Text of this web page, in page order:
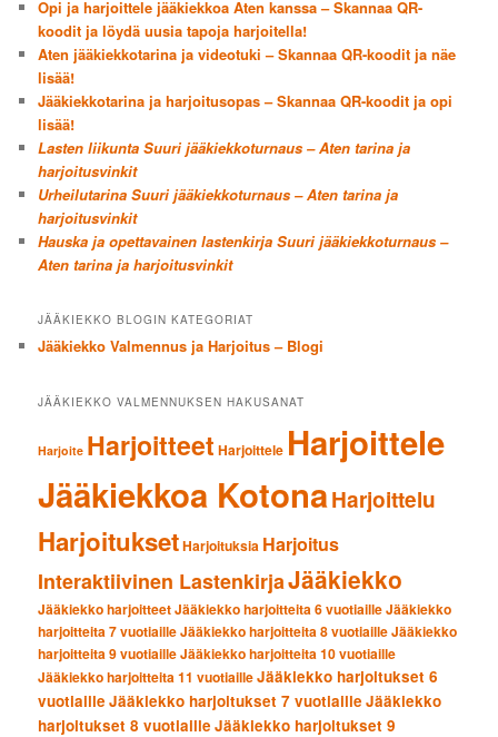
Opi ja harjoittele jääkiekkoa Aten kanssa – Skannaa QR-
koodit ja löydä uusia tapoja harjoitella!
Aten jääkiekkotarina ja videotuki – Skannaa QR-koodit ja näe
lisää!
Jääkiekkotarina ja harjoitusopas – Skannaa QR-koodit ja opi
lisää!
Lasten liikunta Suuri jääkiekkoturnaus – Aten tarina ja
harjoitusvinkit
Urheilutarina Suuri jääkiekkoturnaus – Aten tarina ja
harjoitusvinkit
Hauska ja opettavainen lastenkirja Suuri jääkiekkoturnaus –
Aten tarina ja harjoitusvinkit
JÄÄKIEKKO BLOGIN KATEGORIAT
Jääkiekko Valmennus ja Harjoitus – Blogi
JÄÄKIEKKO VALMENNUKSEN HAKUSANAT
Harjoite Harjoitteet Harjoittele Harjoittele
Jääkiekkoa KotonaHarjoittelu
HarjoituksetHarjoituksia Harjoitus
Interaktiivinen LastenkirjaJääkiekko
Jääkiekko harjoitteetJääkiekko harjoitteita 6 vuotiailleJääkiekko
harjoitteita 7 vuotiailleJääkiekko harjoitteita 8 vuotiailleJääkiekko
harjoitteita 9 vuotiailleJääkiekko harjoitteita 10 vuotiaille
Jääkiekko harjoitteita 11 vuotiailleJääkiekko harjoitukset 6
vuotiaille Jääkiekko harjoitukset 7 vuotiaille Jääkiekko
harjoitukset 8 vuotiaille Jääkiekko harjoitukset 9